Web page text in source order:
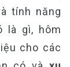
tính năng
là gì, hôm
cho các